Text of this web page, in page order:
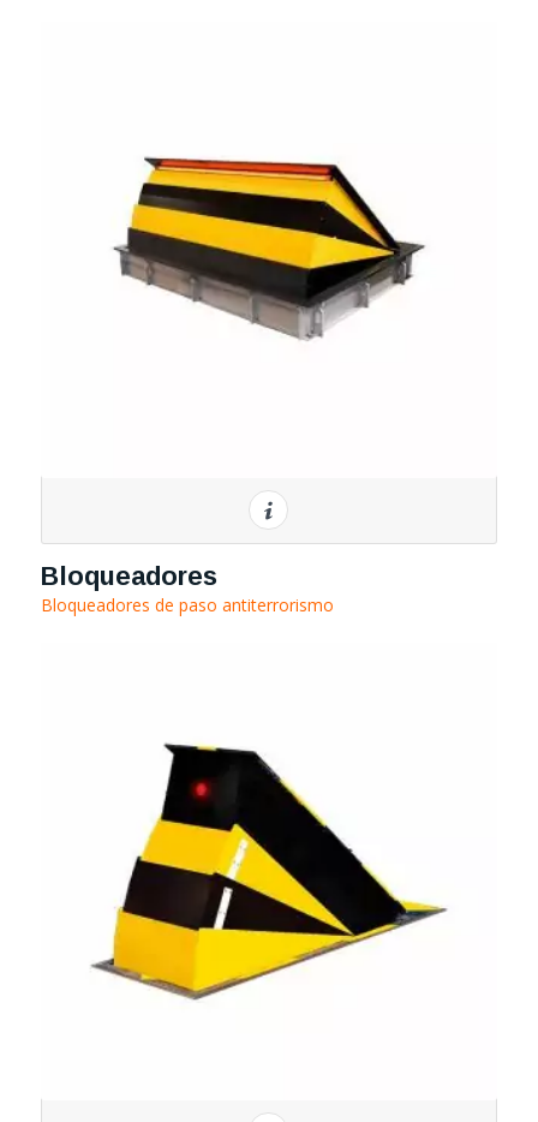
Bloqueadores
Bloqueadores de paso antiterrorismo